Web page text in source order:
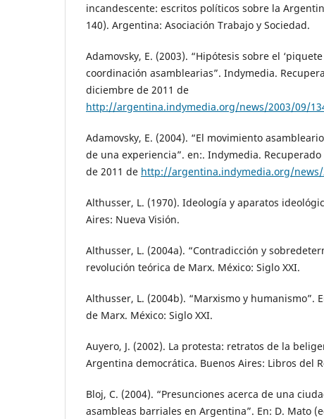
incandescente: escritos políticos sobre la
140). Argentina: Asociación Trabajo y Sociedad.
Adamovsky, E. (2003). “Hipótesis sobre el
coordinación asamblearias”. Indymedia.
diciembre de 2011 de
http://argentina.indymedia.org/news/2003/09/
Adamovsky, E. (2004). “El movimiento
de una experiencia”. en:. Indymedia.
de 2011 de http://argentina.indymedia.org/news/
Althusser, L. (1970). Ideología y aparatos
Aires: Nueva Visión.
Althusser, L. (2004a). “Contradicción y
revolución teórica de Marx. México: Siglo XXI.
Althusser, L. (2004b). “Marxismo y humanismo”.
de Marx. México: Siglo XXI.
Auyero, J. (2002). La protesta: retratos de la
Argentina democrática. Buenos Aires: Libros del
Bloj, C. (2004). “Presunciones acerca de una
asambleas barriales en Argentina”. En: D. Mato